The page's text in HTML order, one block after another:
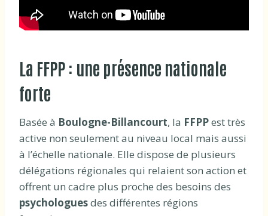
La FFPP : une présence nationale
forte
Basée à Boulogne-Billancourt, la FFPPest très
active non seulement au niveau local mais aussi
à l’échelle nationale. Elle dispose de plusieurs
délégations régionales qui relaient son action et
offrent un cadre plus proche des besoins des
psychologuesdes différentes régions